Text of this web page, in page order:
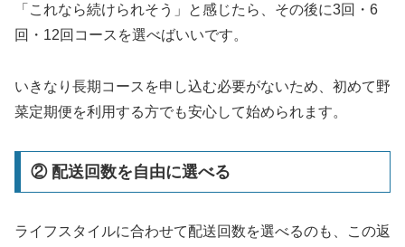
「これなら続けられそう」と感じたら、その後に3回・6
回・12回コースを選べばいいです。
いきなり長期コースを申し込む必要がないため、初めて野
菜定期便を利用する方でも安心して始められます。
② 配送回数を自由に選べる
ライフスタイルに合わせて配送回数を選べるのも、この返